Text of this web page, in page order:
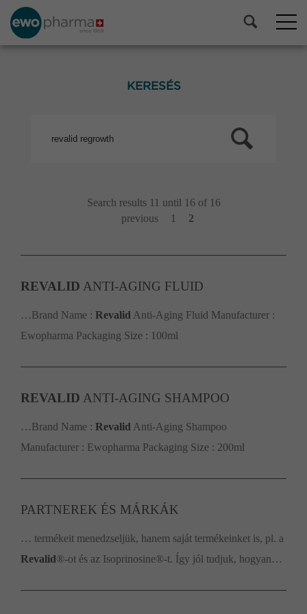
KERESÉS
Search results 11 until 16 of 16
previous
1 2
REVALID ANTI-AGING FLUID
…Brand Name : Revalid Anti-Aging Fluid Manufacturer :
Ewopharma Packaging Size : 100ml
REVALID ANTI-AGING SHAMPOO
…Brand Name : Revalid Anti-Aging Shampoo
Manufacturer : Ewopharma Packaging Size : 200ml
PARTNEREK ÉS MÁRKÁK
… termékeit menedzseljük, hanem saját termékeinket is, pl. a
Revalid®-ot és az Isoprinosine®-t. Így jól tudjuk, hogyan…